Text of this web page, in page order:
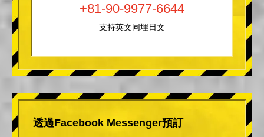
+81-90-9977-6644
支持英文同埋日文
透過Facebook Messenger預訂